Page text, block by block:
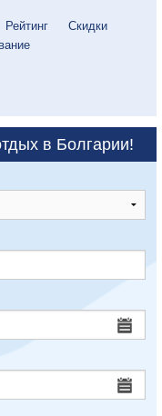
Рейтинг
Скидки
в Болгарии!